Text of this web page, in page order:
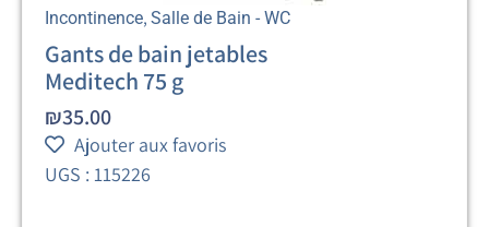
Incontinence,Salle de Bain - WC
Gants de bain jetables
Meditech 75 g
₪35.00
Ajouter aux favoris
UGS : 115226